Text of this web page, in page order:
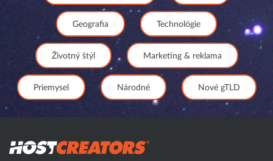
Geografia Technológie
Životný štýl Marketing & reklama
Priemysel Národné Nové gTLD